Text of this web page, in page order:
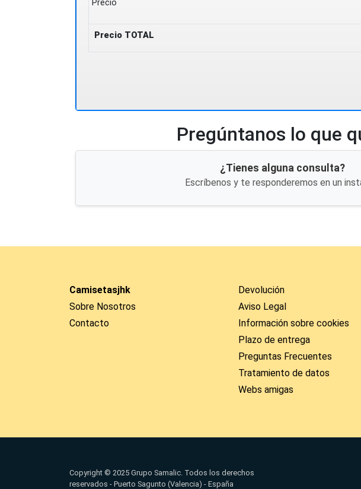
Precio
Precio TOTAL
Pregúntanos lo que
¿Tienes alguna consulta?
Escríbenos y te responderemos en un
Camisetasjhk
Sobre Nosotros
Contacto
Devolución
Aviso Legal
Información sobre cookies
Plazo de entrega
Preguntas Frecuentes
Tratamiento de datos
Webs amigas
Copyright © 2025 Grupo Samalic. Todos los derechos
reservados - Puerto Sagunto (Valencia) - España